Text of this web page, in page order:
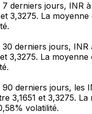
derniers jours, INR
3,3275. La moyenne
derniers jours, INR
3,3275. La moyenne
derniers jours, les
3,1651 et 3,3275.
volatilité.